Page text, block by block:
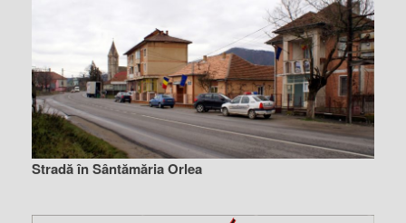
Stradă în Sântămăria Orlea